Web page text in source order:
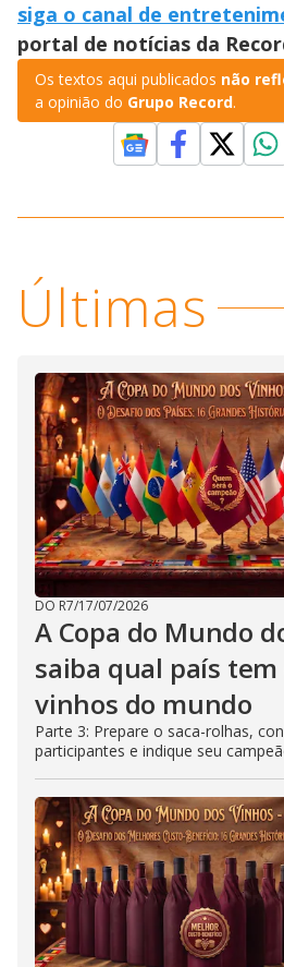
siga o canal de
portal de notícias da
Os textos aqui publicados não
a opinião do Grupo Record.
Últimas
DO R7/17/07/2026
A Copa do Mundo
saiba qual país
vinhos do mundo
Parte 3: Prepare o saca-rolhas,
participantes e indique seu